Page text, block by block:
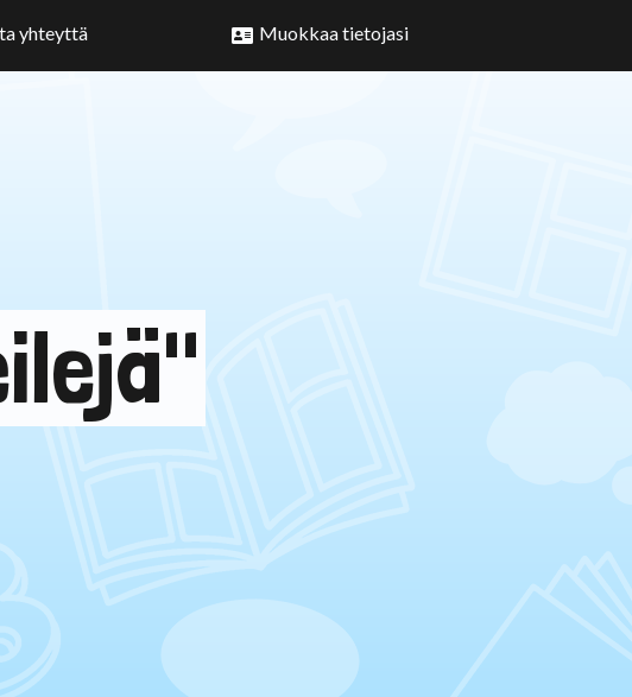
yhteyttä Muokkaa tietojasi